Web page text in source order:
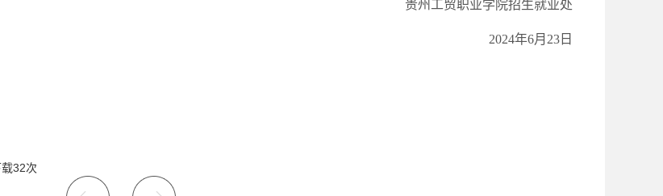
贵州工贸职业学院招生就业处
2024年6月23日
32次